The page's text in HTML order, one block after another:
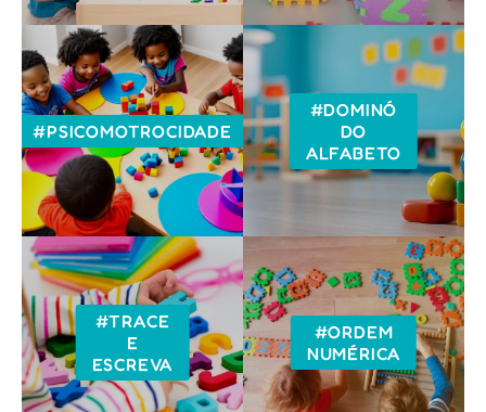
#PSICOMOTROCIDADE
#DOMINÓ
DO
ALFABETO
#TRACE
E
ESCREVA
#ORDEM
NUMÉRICA